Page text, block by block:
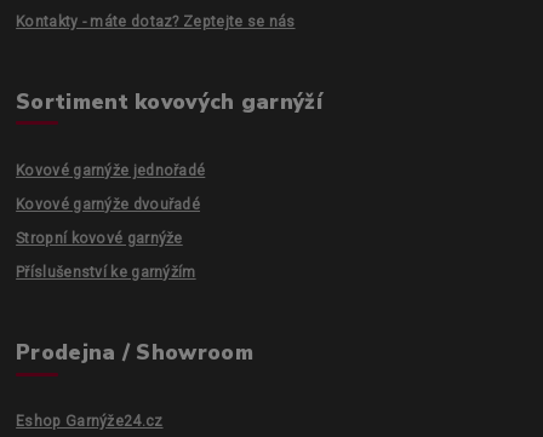
Kontakty - máte dotaz? Zeptejte se nás
Sortiment kovových garnýží
Kovové garnýže jednořadé
Kovové garnýže dvouřadé
Stropní kovové garnýže
Příslušenství ke garnýžím
Prodejna / Showroom
Eshop Garnýže24.cz